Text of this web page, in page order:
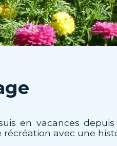
en vacances
récréation avec une